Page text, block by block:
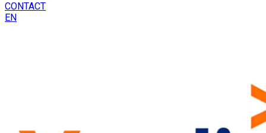
CONTACT
EN